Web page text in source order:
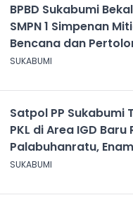
BPBD Sukabumi
SMPN 1 Simpenan
Bencana dan
Psikologis
SUKABUMI
Satpol PP Sukabumi
PKL di Area IGD Baru
Palabuhanratu,
Dibongkar Mandiri
SUKABUMI